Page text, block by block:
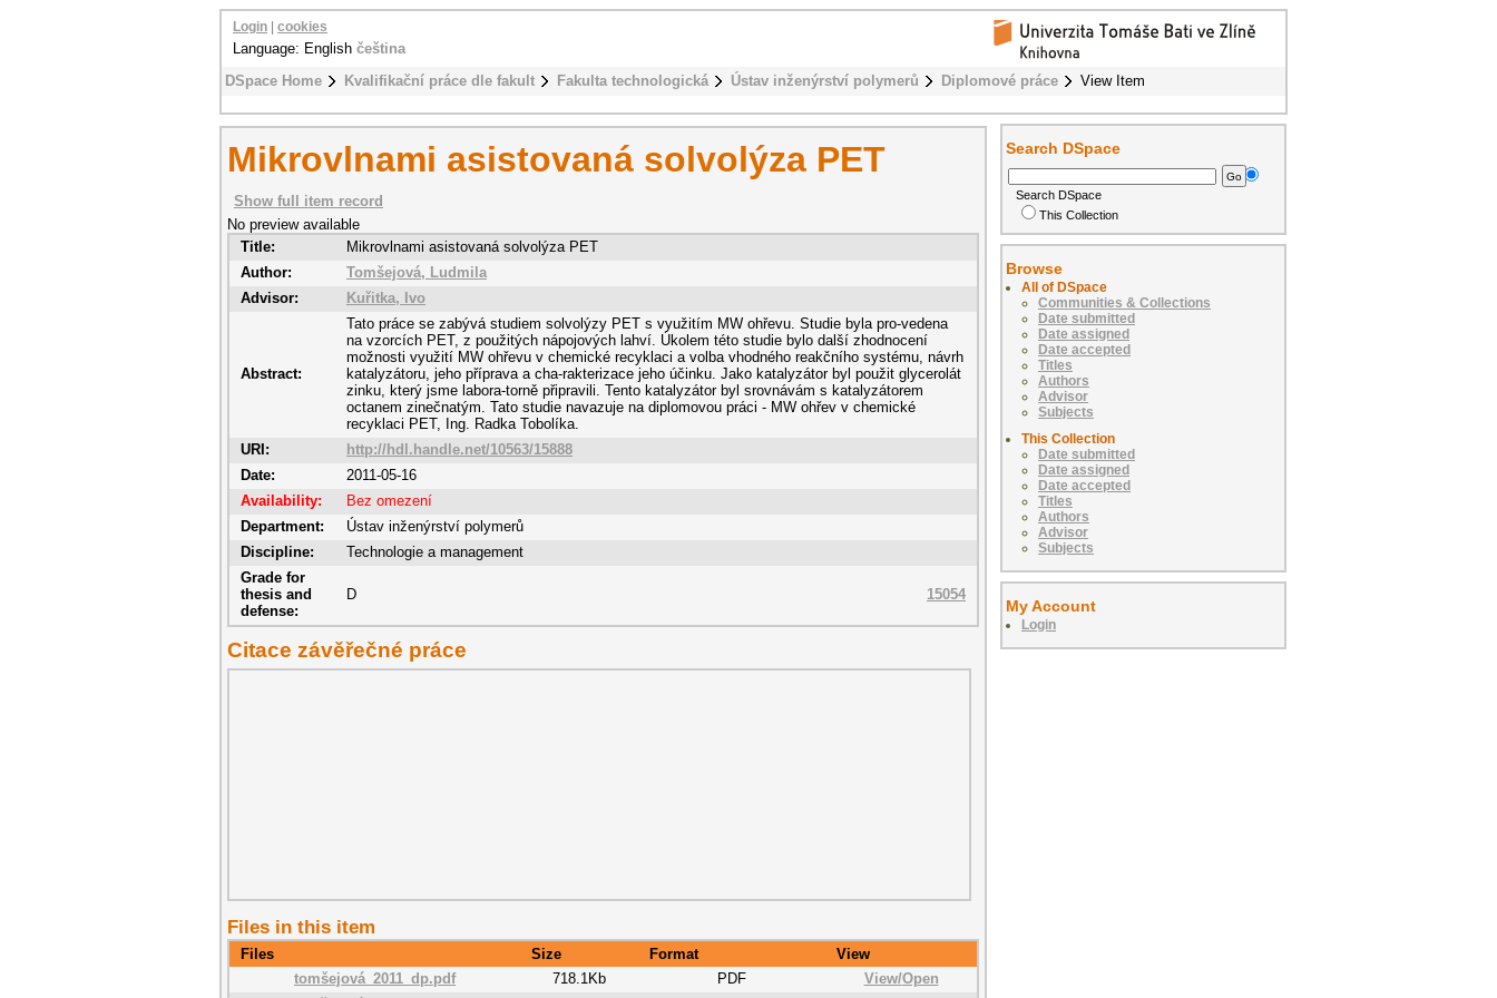
DSpace Home Kvalifikační práce dle fakult Fakulta technologická Ústav inženýrství polymerů Diplomové práce View Item
Login cookies
Language: English čeština
Mikrovlnami asistovaná solvolýza PET
Show full item record
No preview available
Title:
Mikrovlnami asistovaná solvolýza PET
Author:
Tomšejová, Ludmila
Advisor:
Kuřitka, Ivo
Abstract:
Tato práce se zabývá studiem solvolýzy PET s využitím MW ohřevu. Studie byla pro-vedena
na vzorcích PET, z použitých nápojových lahví. Úkolem této studie bylo další zhodnocení
možnosti využití MW ohřevu v chemické recyklaci a volba vhodného reakčního systému, návrh
katalyzátoru, jeho příprava a cha-rakterizace jeho účinku. Jako katalyzátor byl použit glycerolát
zinku, který jsme labora-torně připravili. Tento katalyzátor byl srovnávám s katalyzátorem
octanem zinečnatým. Tato studie navazuje na diplomovou práci - MW ohřev v chemické
recyklaci PET, Ing. Radka Tobolíka.
URI:
http://hdl.handle.net/10563/15888
Date:
2011-05-16
Availability:
Bez omezení
Department:
Ústav inženýrství polymerů
Discipline:
Technologie a management
Grade for
thesis and
defense:
D 15054
Citace závěřečné práce
Files in this item
Files Size Format
View
tomšejová_2011_dp.pdf
718.1Kb PDF View/Open
Search DSpace
Search DSpace
This Collection
Browse
All of DSpace
Communities & Collections
Date submitted
Date assigned
Date accepted
Titles
Authors
Advisor
Subjects
This Collection
Date submitted
Date assigned
Date accepted
Titles
Authors
Advisor
Subjects
My Account
Login